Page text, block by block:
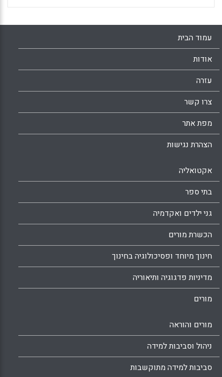
עמוד הבית
אודות
עזרה
צרו קשר
מפת אתר
הצהרת נגישות
אקטואליה
בתי ספר
גני ילדים ואקדמיה
הכשרת מורים
חינוך מיוחד ופסיכולוגיה בחינוך
מדיניות פדגוגיה ותיאוריה
מורים
מורים והוראה
ניהול וסביבות למידה
סביבות למידה מתוקשבות